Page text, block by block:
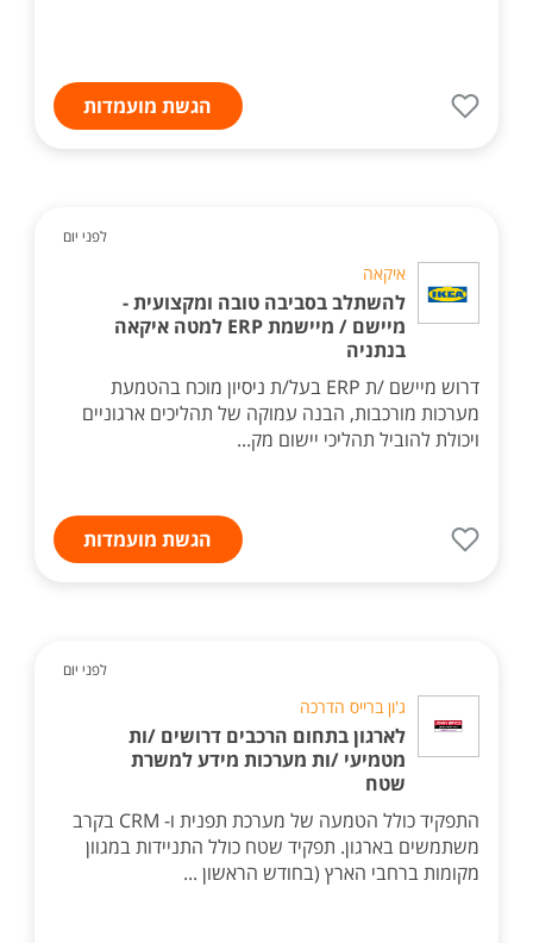
הגשת מועמדות
לפני יום
איקאה
להשתלב בסביבה טובה ומקצועית -
מיישם / מיישמת ERP למטה איקאה
בנתניה
דרוש מיישם /ת ERP בעל/ת ניסיון מוכח בהטמעת
מערכות מורכבות, הבנה עמוקה של תהליכים ארגוניים
ויכולת להוביל תהליכי יישום מק...
הגשת מועמדות
לפני יום
ג'ון ברייס הדרכה
לארגון בתחום הרכבים דרושים /ות
מטמיעי /ות מערכות מידע למשרת
שטח
התפקיד כולל הטמעה של מערכת תפנית ו- CRM בקרב
משתמשים בארגון. תפקיד שטח כולל התניידות במגוון
מקומות ברחבי הארץ (בחודש הראשון ...